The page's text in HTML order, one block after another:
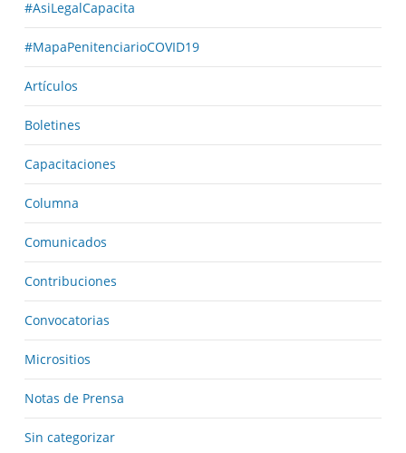
#AsiLegalCapacita
#MapaPenitenciarioCOVID19
Artículos
Boletines
Capacitaciones
Columna
Comunicados
Contribuciones
Convocatorias
Micrositios
Notas de Prensa
Sin categorizar